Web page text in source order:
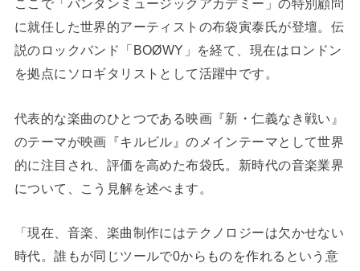
ここで「バンタンミュージックアカデミー」の特別顧問
に就任した世界的アーティストの布袋寅泰氏が登壇。伝
説のロックバンド「BOØWY」を経て、現在はロンドン
を拠点にソロギタリストとして活躍中です。
代表的な楽曲のひとつである映画『新・仁義なき戦い』
のテーマが映画『キルビル』のメインテーマとして世界
的に注目され、評価を高めた布袋氏。新時代の音楽業界
について、こう見解を述べます。
「現在、音楽、楽曲制作にはテクノロジーは欠かせない
時代。誰もが同じツールで0からものを作れるという意